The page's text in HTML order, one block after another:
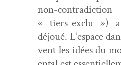
non-
« tiers-exclu »)
déjoué. L’espace
vent les idées du